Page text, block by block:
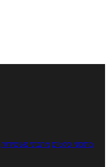
מתכוני סלטים מתכוני פשטידות